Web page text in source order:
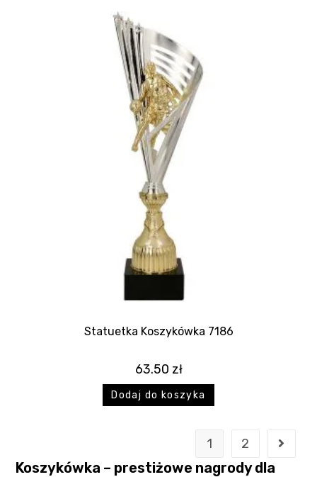
Statuetka Koszykówka 7186
63.50 zł
Dodaj do koszyka
1 2
Koszykówka – prestiżowe nagrody dla